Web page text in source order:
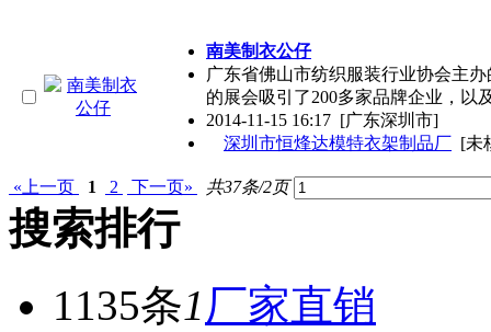
南美制衣公仔
广东省佛山市纺织服装行业协会主
的展会吸引了200多家品牌企业，以
2014-11-15 16:17 [广东深圳市]
深圳市恒烽达模特衣架制品厂 [未
«上一页 1 2 下一页» 共37条/2页
搜索排行
1135条1 厂家直销